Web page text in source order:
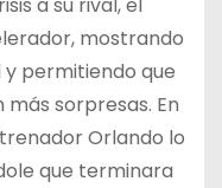
mostrando
y permitiendo que
sorpresas. En
Orlando lo
que terminara